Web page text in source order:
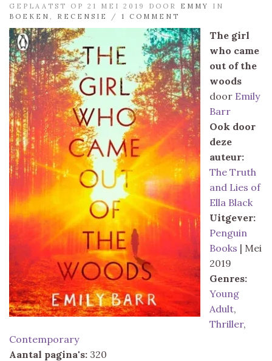
GEPLAATST OP 21 MEI 2019 DOOR EMMY
IN
BOEKEN
RECENSIE / 1 COMMENT
The girl
who came
out of the
woods
door Emily
Barr
Ook door
deze
auteur:
The Truth
and Lies of
Ella Black
Uitgever:
Penguin
Books | Mei
2019
Genres:
Young
Adult,
Thriller,
Contemporary
Aantal pagina's: 320